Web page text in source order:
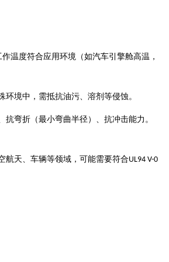
作温度符合应用环境（如汽车引擎舱高温，
环境中，需抵抗油污、溶剂等侵蚀。
抗弯折（最小弯曲半径）、抗冲击能力。
航天、车辆等领域，可能需要符合UL94 V-0